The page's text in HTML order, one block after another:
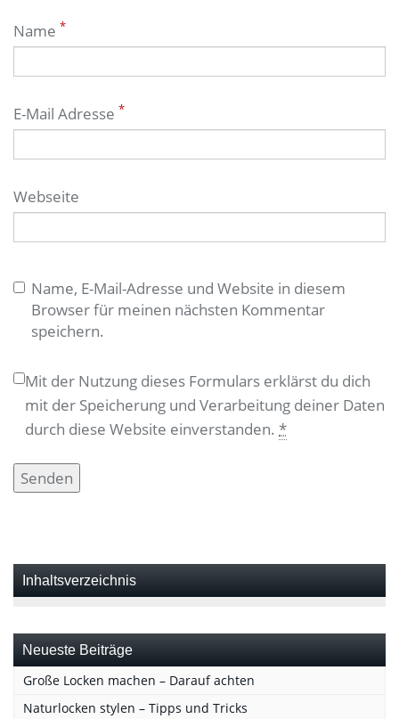
Name *
E-Mail Adresse *
Webseite
Name, E-Mail-Adresse und Website in diesem
Browser für meinen nächsten Kommentar
speichern.
Mit der Nutzung dieses Formulars erklärst du dich
mit der Speicherung und Verarbeitung deiner Daten
durch diese Website einverstanden. *
Inhaltsverzeichnis
Neueste Beiträge
Große Locken machen – Darauf achten
Naturlocken stylen – Tipps und Tricks